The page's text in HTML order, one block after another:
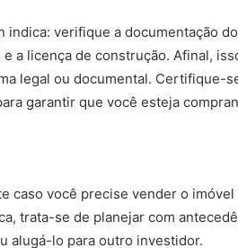
indica: verifique a documentação
a licença de construção. Afinal,
legal ou documental. Certifique-
garantir que você esteja
caso você precise vender o
trata-se de planejar com
alugá-lo para outro investidor.